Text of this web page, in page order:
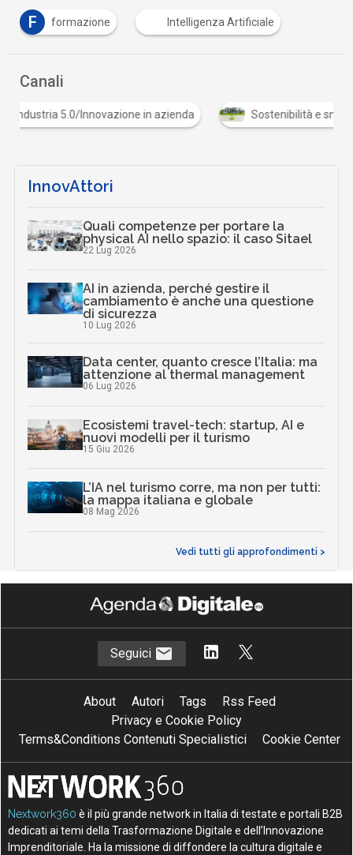
F
formazione Intelligenza Artificiale
Canali
5.0/Innovazione in azienda Sostenibilità e smart city
InnovAttori
Quali competenze per portare la
physical AI nello spazio: il caso Sitael
22 Lug 2026
AI in azienda, perché gestire il
cambiamento è anche una questione
di sicurezza
10 Lug 2026
Data center, quanto cresce l’Italia: ma
attenzione al thermal management
06 Lug 2026
Ecosistemi travel-tech: startup, AI e
nuovi modelli per il turismo
15 Giu 2026
L’IA nel turismo corre, ma non per tutti:
la mappa italiana e globale
08 Mag 2026
Vedi tutti gli approfondimenti >
Seguici
About Autori Tags
Rss Feed
Privacy e Cookie Policy
Terms&Conditions Contenuti Specialistici
Cookie Center
Nextwork360 è il più grande network in Italia di testate e portali B2B
dedicati ai temi della Trasformazione Digitale e dell’Innovazione
Imprenditoriale. Ha la missione di diffondere la cultura digitale e